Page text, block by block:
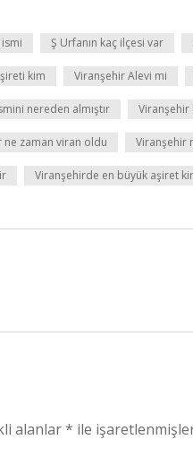
Ş Urfanın kaç ilçesi var
kim Viranşehir Alevi mi
nereden almıştır Viranşehir
ne zaman viran oldu Viranşehir
Viranşehirde en büyük aşiret
alanlar* ile